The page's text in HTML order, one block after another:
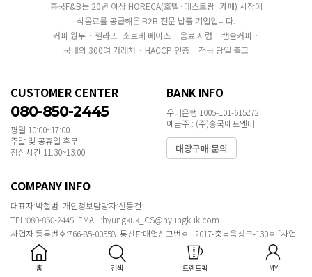
흥국F&B는 20년 이상 HORECA(호텔·레스토랑·카페) 시장에
식음료를 공급해온 B2B 전문 납품 기업입니다.
커피 원두 · 젤라또·소르베 베이스 · 음료 시럽 · 캡슐커피 ·
국내외 300여 거래처 · HACCP 인증 · 전국 당일 출고
CUSTOMER CENTER
080-850-2445
평일 10:00~17:00
주말 및 공휴일 휴무
점심시간 11:30~13:00
BANK INFO
우리은행 1005-101-615272
예금주 : (주)흥국에프엔비
대량구매 문의
COMPANY INFO
대표자:박철범 개인정보담당자:신동건
TEL:080-850-2445 EMAIL:hyungkuk_CS@hyungkuk.com
사업자 등록번호:766-85-00558 통신판매업신고번호 : 2017-충북음성군-130호 [사업
자정보확인]
주소 : 서울특별시 강남구 삼성로 546 흥국에프엔비빌딩
COPYRIGHT ⓒ 2020 MAKESHOP ALL RIGHTS RESERVED.
홈 검색 트렌드픽 MY